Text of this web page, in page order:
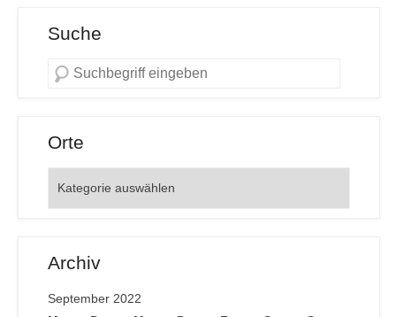
Suche
Orte
Archiv
September 2022